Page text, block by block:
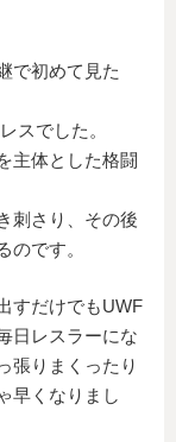
で初めて見た
スでした。
主体とした格闘
刺さり、その後
のです。
すだけでもUWF
日レスラーにな
張りまくったり
早くなりまし